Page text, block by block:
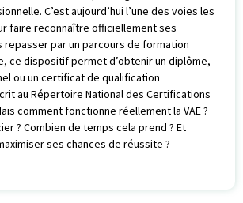
C’est aujourd’hui l’une des voies les
faire reconnaître officiellement ses
par un parcours de formation
ce dispositif permet d’obtenir un diplôme,
ou un certificat de qualification
au Répertoire National des Certifications
comment fonctionne réellement la VAE ?
? Combien de temps cela prend ? Et
ses chances de réussite ?